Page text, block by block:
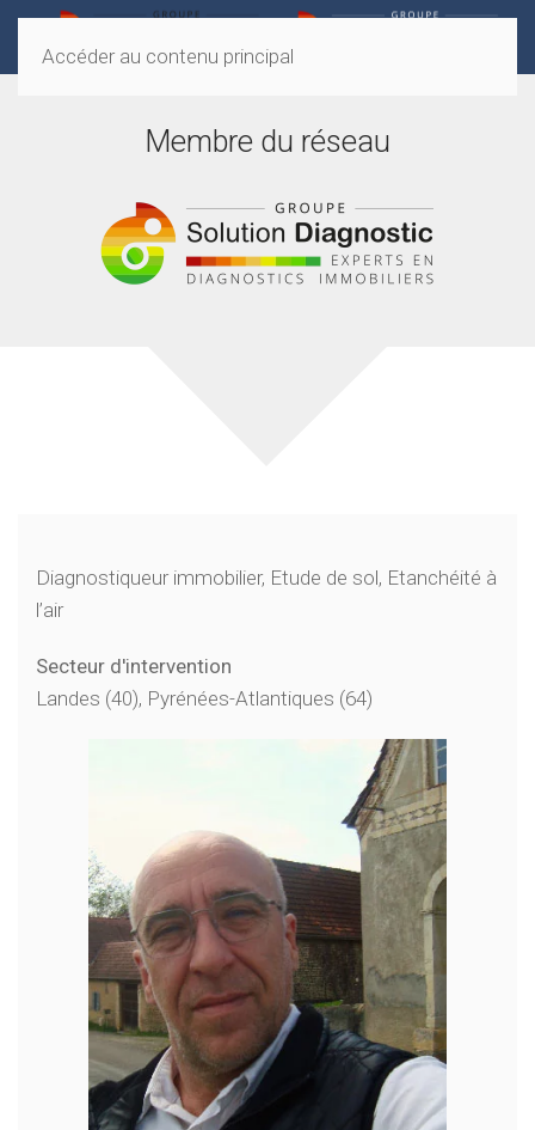
Accéder au contenu principal
Membre du réseau
Diagnostiqueur immobilier, Etude de sol, Etanchéité à
l’air
Secteur d'intervention
Landes (40), Pyrénées-Atlantiques (64)